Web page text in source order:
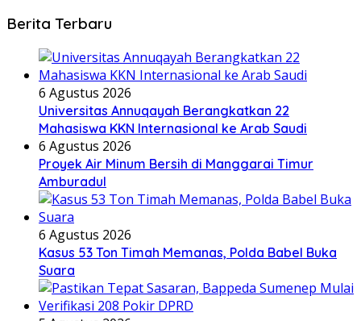
Berita Terbaru
6 Agustus 2026
Universitas Annuqayah Berangkatkan 22
Mahasiswa KKN Internasional ke Arab Saudi
6 Agustus 2026
Proyek Air Minum Bersih di Manggarai Timur
Amburadul
6 Agustus 2026
Kasus 53 Ton Timah Memanas, Polda Babel Buka
Suara